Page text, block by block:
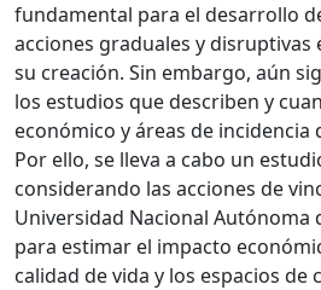
fundamental para el desarrollo
acciones graduales y disruptivas
su creación. Sin embargo, aún
los estudios que describen y
económico y áreas de incidencia
Por ello, se lleva a cabo un
considerando las acciones de
Universidad Nacional Autónoma
para estimar el impacto
calidad de vida y los espacios de